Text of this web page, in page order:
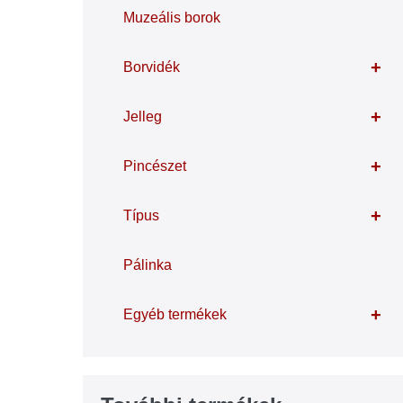
Muzeális borok
+
Borvidék
+
Jelleg
+
Pincészet
+
Típus
Pálinka
+
Egyéb termékek